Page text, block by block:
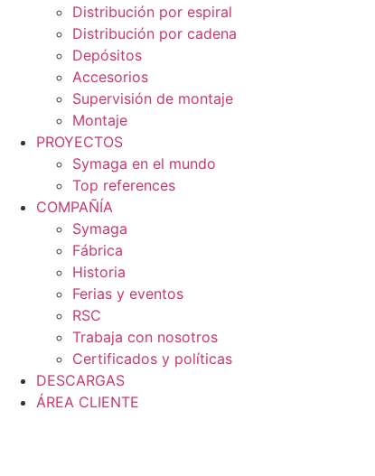
Distribución por espiral
Distribución por cadena
Depósitos
Accesorios
Supervisión de montaje
Montaje
PROYECTOS
Symaga en el mundo
Top references
COMPAÑÍA
Symaga
Fábrica
Historia
Ferias y eventos
RSC
Trabaja con nosotros
Certificados y políticas
DESCARGAS
ÁREA CLIENTE